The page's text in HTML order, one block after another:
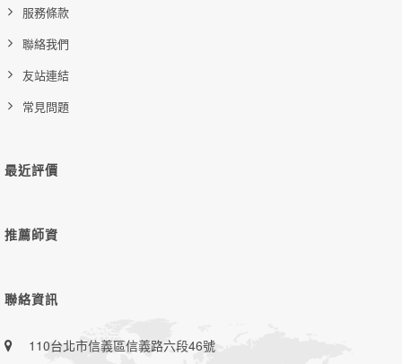
服務條款
聯絡我們
友站連結
常見問題
最近評價
推薦師資
聯絡資訊
110台北市信義區信義路六段46號